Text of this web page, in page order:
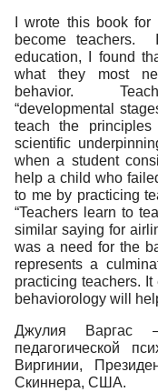
I wrote this book
become teachers.
education, I found
what they most
behavior.
“developmental
teach the
scientific
when a student
help a child who
to me by practicing
“Teachers learn to
similar saying for
was a need for the
represents a
practicing teachers.
behaviorology will
Джулия Варгас
педагогической
Виргинии,
Скиннера, США.